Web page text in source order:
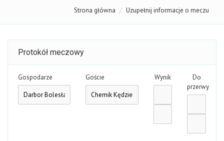
Strona główna Uzupełnij informacje o meczu
Protokół meczowy
Gospodarze Goście Wynik
Do
przerwy